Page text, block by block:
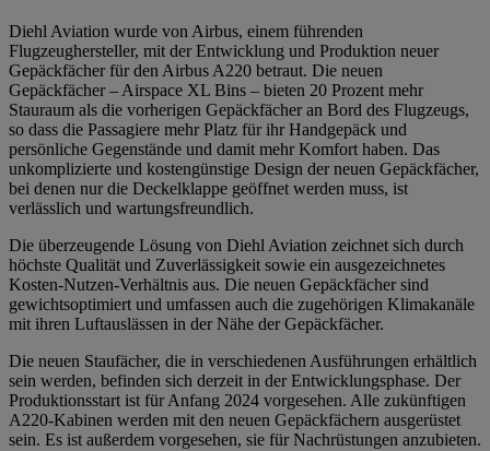
Diehl Aviation wurde von Airbus, einem führenden
Flugzeughersteller, mit der Entwicklung und Produktion neuer
Gepäckfächer für den Airbus A220 betraut. Die neuen
Gepäckfächer – Airspace XL Bins – bieten 20 Prozent mehr
Stauraum als die vorherigen Gepäckfächer an Bord des Flugzeugs,
so dass die Passagiere mehr Platz für ihr Handgepäck und
persönliche Gegenstände und damit mehr Komfort haben. Das
unkomplizierte und kostengünstige Design der neuen Gepäckfächer,
bei denen nur die Deckelklappe geöffnet werden muss, ist
verlässlich und wartungsfreundlich.
Die überzeugende Lösung von Diehl Aviation zeichnet sich durch
höchste Qualität und Zuverlässigkeit sowie ein ausgezeichnetes
Kosten-Nutzen-Verhältnis aus. Die neuen Gepäckfächer sind
gewichtsoptimiert und umfassen auch die zugehörigen Klimakanäle
mit ihren Luftauslässen in der Nähe der Gepäckfächer.
Die neuen Staufächer, die in verschiedenen Ausführungen erhältlich
sein werden, befinden sich derzeit in der Entwicklungsphase. Der
Produktionsstart ist für Anfang 2024 vorgesehen. Alle zukünftigen
A220-Kabinen werden mit den neuen Gepäckfächern ausgerüstet
sein. Es ist außerdem vorgesehen, sie für Nachrüstungen anzubieten.